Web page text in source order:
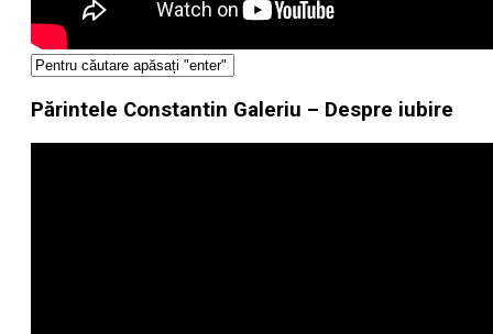
Părintele Constantin Galeriu – Despre iubire